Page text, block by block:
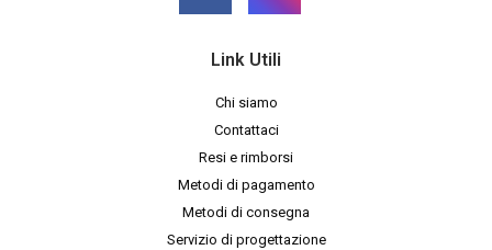
Link Utili
Chi siamo
Contattaci
Resi e rimborsi
Metodi di pagamento
Metodi di consegna
Servizio di progettazione